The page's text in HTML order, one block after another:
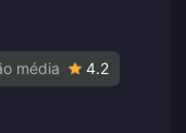
média 4.2